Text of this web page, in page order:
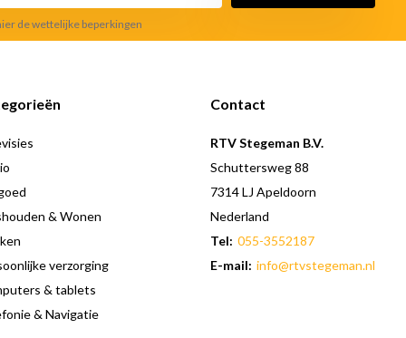
de wettelijke beperkingen
& Wonen
verzorging
& tablets
& Navigatie
Contact
RTV Stegeman B.V.
Schuttersweg 88
7314 LJ Apeldoorn
Nederland
Tel: 055-3552187
E-mail: info@rtvstegeman.nl